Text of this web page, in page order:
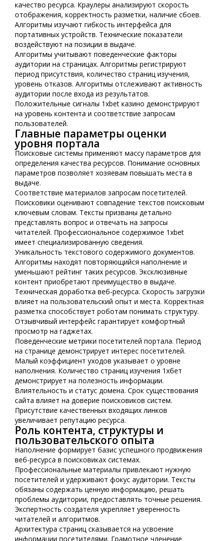
качество ресурса. Краулеры анализируют скорость
отображения, корректность разметки, наличие сбоев.
Алгоритмы изучают гибкость интерфейса для
портативных устройств. Технические показатели
воздействуют на позиции в выдаче.
Алгоритмы учитывают поведенческие факторы
аудитории на страницах. Алгоритмы регистрируют
период присутствия, количество страниц изучения,
уровень отказов. Алгоритмы отслеживают активность
аудитории после входа из результатов.
Положительные сигналы 1xbet казино демонстрируют
на уровень контента и соответствие запросам
пользователей.
Главные параметры оценки
уровня портала
Поисковые системы применяют массу параметров для
определения качества ресурсов. Понимание основных
параметров позволяет хозяевам повышать места в
выдаче.
Соответствие материалов запросам посетителей.
Поисковики оценивают совпадение текстов поисковым
ключевым словам. Тексты призваны детально
представлять вопрос и отвечать на запросы
читателей. Профессиональное содержимое 1xbet
имеет специализированную сведения.
Уникальность текстового содержимого документов.
Алгоритмы находят повторяющийся наполнение и
уменьшают рейтинг таких ресурсов. Эксклюзивные
контент приобретают преимущество в выдаче.
Техническая доработка веб-ресурса. Скорость загрузки
влияет на пользовательский опыт и места. Корректная
разметка способствует роботам понимать структуру.
Отзывчивый интерфейс гарантирует комфортный
просмотр на гаджетах.
Поведенческие метрики посетителей портала. Период
на странице демонстрирует интерес посетителей.
Малый коэффициент уходов указывает о уровне
наполнения. Количество страниц изучения 1хбет
демонстрирует на полезность информации.
Влиятельность и статус домена. Срок существования
сайта влияет на доверие поисковиков систем.
Присутствие качественных входящих линков
увеличивает репутацию ресурса.
Роль контента, структуры и
пользовательского опыта
Наполнение формирует базис успешного продвижения
веб-ресурса в поисковиках системах.
Профессиональные материалы привлекают нужную
посетителей и удерживают фокус аудитории. Тексты
обязаны содержать ценную информацию, решать
проблемы аудитории, предоставлять точные решения.
Экспертность создателя укрепляет уверенность
читателей и алгоритмов.
Архитектура страниц сказывается на усвоение
информации посетителями. Грамотное членение